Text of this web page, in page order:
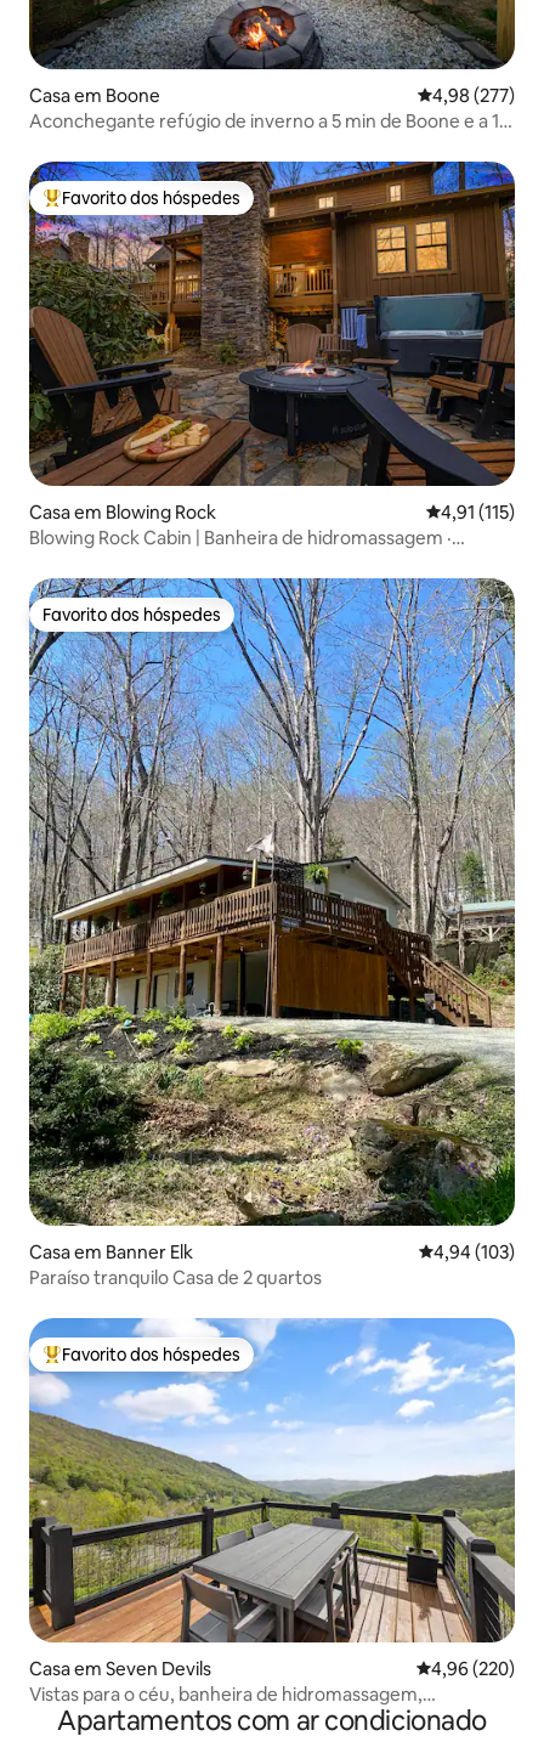
Casa em Boone Classificação
4,98 (277)
Aconchegante refúgio de inverno a 5 min de Boone e a 10
Favoritos dos hóspedes mais apreciados
Favorito dos hóspedes
Casa em Blowing Rock Classificação
4,91 (115)
Blowing Rock Cabin | Banheira de hidromassagem ·
Favorito dos hóspedes
Favorito dos hóspedes
Casa em Banner Elk Classificação
4,94 (103)
Paraíso tranquilo Casa de 2 quartos
Favoritos dos hóspedes mais apreciados
Favorito dos hóspedes
Casa em Seven Devils Classificação
4,96 (220)
Vistas para o céu, banheira de hidromassagem,
carregador de veículos elétricos!
Apartamentos com ar condicionado